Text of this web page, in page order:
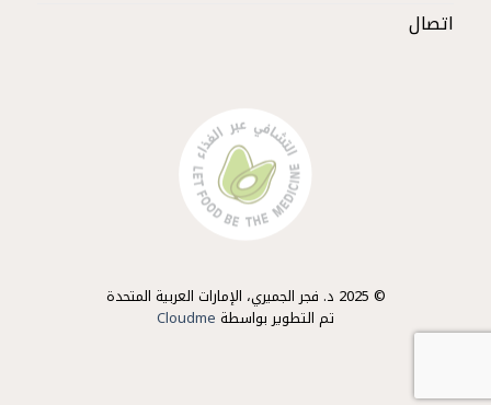
اتصال
© 2025 د. فجر الجميري، الإمارات العربية المتحدة
تم التطوير بواسطة Cloudme